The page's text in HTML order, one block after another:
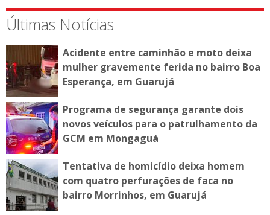
Últimas Notícias
Acidente entre caminhão e moto deixa
mulher gravemente ferida no bairro Boa
Esperança, em Guarujá
Programa de segurança garante dois
novos veículos para o patrulhamento da
GCM em Mongaguá
Tentativa de homicídio deixa homem
com quatro perfurações de faca no
bairro Morrinhos, em Guarujá